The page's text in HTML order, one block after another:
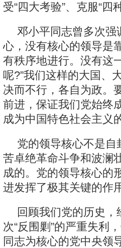
受“四大考验”、克服“四
邓小平同志曾多次强
心，没有核心的领导是
有秩序地进行。没有这
呢?”我们这样的大国、
决而不行，各自为政。
前进，保证我们党始终
成为中国特色社会主义
党的领导核心不是
苦卓绝革命斗争和波澜
成的。党的领导核心的
进发挥了极其关键的作
回顾我们党的历史
次“反围剿”的严重失利
同志为核心的党中央领